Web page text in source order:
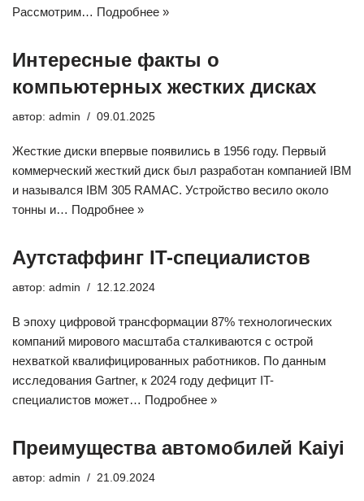
Рассмотрим… Подробнее »
Интересные факты о
компьютерных жестких дисках
автор: admin 09.01.2025
Жесткие диски впервые появились в 1956 году. Первый
коммерческий жесткий диск был разработан компанией IBM
и назывался IBM 305 RAMAC. Устройство весило около
тонны и… Подробнее »
Аутстаффинг IT-специалистов
автор: admin 12.12.2024
В эпоху цифровой трансформации 87% технологических
компаний мирового масштаба сталкиваются с острой
нехваткой квалифицированных работников. По данным
исследования Gartner, к 2024 году дефицит IT-
специалистов может… Подробнее »
Преимущества автомобилей Kaiyi
автор: admin 21.09.2024